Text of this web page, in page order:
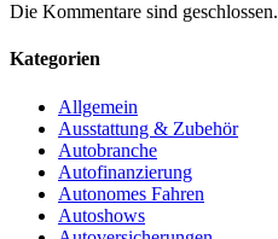
Die Kommentare sind geschlossen.
Kategorien
Allgemein
Ausstattung & Zubehör
Autobranche
Autofinanzierung
Autonomes Fahren
Autoshows